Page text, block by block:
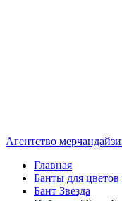
Агентство
Главная
Банты для цветов
Бант Звезда